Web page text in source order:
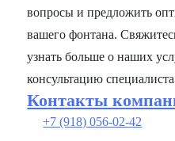
вопросы и предложить
вашего фонтана.
узнать больше о наших
консультацию
Контакты
+7 (918) 056-02-42